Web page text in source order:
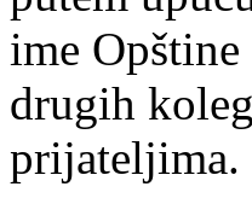
ime
drugih
prijateljima.